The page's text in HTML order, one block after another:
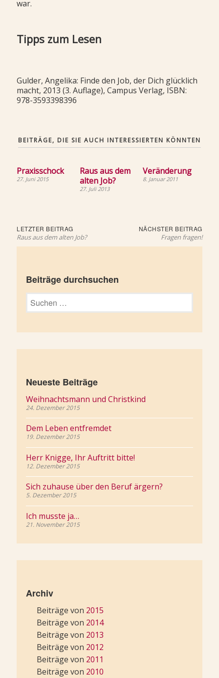
war.
Tipps zum Lesen
Gulder, Angelika: Finde den Job, der Dich glücklich
macht, 2013 (3. Auflage), Campus Verlag, ISBN:
978-3593398396
BEITRÄGE, DIE SIE AUCH INTERESSIERTEN KÖNNTEN
Praxisschock
27. Juni 2015
Raus aus dem
alten Job?
27. Juli 2013
Veränderung
8. Januar 2011
Beitragsnavigation
LETZTER BEITRAGLetzter
Beitrag:
Raus aus dem alten Job?
NÄCHSTER BEITRAG
Fragen fragen!
Beiträge durchsuchen
Suchen
nach:
Neueste Beiträge
Weihnachtsmann und Christkind
24. Dezember 2015
Dem Leben entfremdet
19. Dezember 2015
Herr Knigge, Ihr Auftritt bitte!
12. Dezember 2015
Sich zuhause über den Beruf ärgern?
5. Dezember 2015
Ich musste ja…
21. November 2015
Archiv
Beiträge von 2015
Beiträge von 2014
Beiträge von 2013
Beiträge von 2012
Beiträge von 2011
Beiträge von 2010